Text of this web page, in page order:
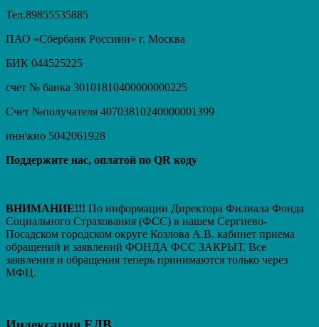
Тел.89855535885
ПАО «Сбербанк Россиии» г. Москва
БИК 044525225
счет № банка 30101810400000000225
Счет №получателя 40703810240000001399
инн\кио 5042061928
Поддержите нас, оплатой по QR коду
ВНИМАНИЕ!!! По информации Директора Филиала Фонда
Социального Страхования (ФСС) в нашем Сергиево-
Посадском городском округе Козлова А.В. кабинет приема
обращений и заявлений ФОНДА ФСС ЗАКРЫТ. Вcе
заявления и обращения теперь принимаются только через
МФЦ.